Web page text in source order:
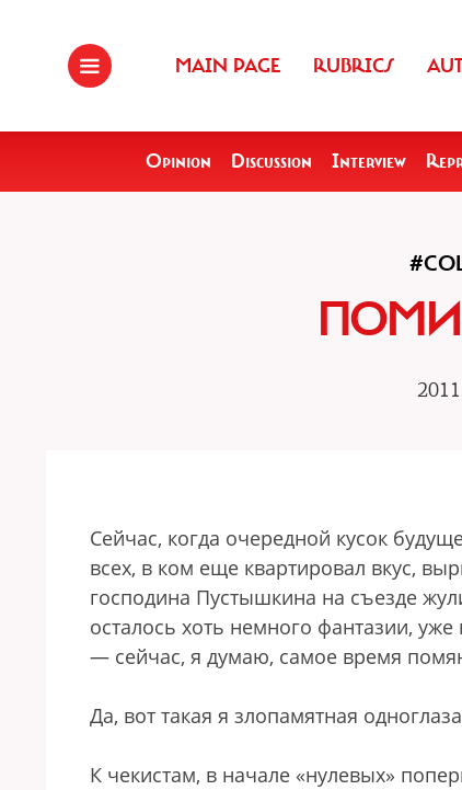
MAIN PAGE RUBRICS
Opinion Discussion Interview
Сейчас, когда очередной кусок
всех, в ком еще квартировал вкус,
господина Пустышкина на съезде
осталось хоть немного фантазии,
— сейчас, я думаю, самое время
Да, вот такая я злопамятная
К чекистам, в начале «нулевых»